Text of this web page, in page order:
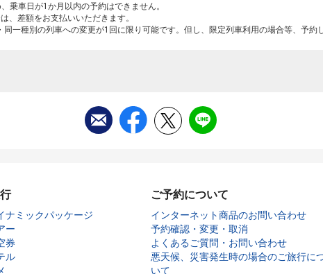
乗車日が1か月以内の予約はできません。
、差額をお支払いいただきます。
一種別の列車への変更が1回に限り可能です。但し、限定列車利用の場合等、予約
ナミックパッケージ
ー
券
ル
ご予約について
インターネット商品のお問い合わせ
予約確認・変更・取消
よくあるご質問・お問い合わせ
悪天候、災害発生時の場合のご旅行に
いて